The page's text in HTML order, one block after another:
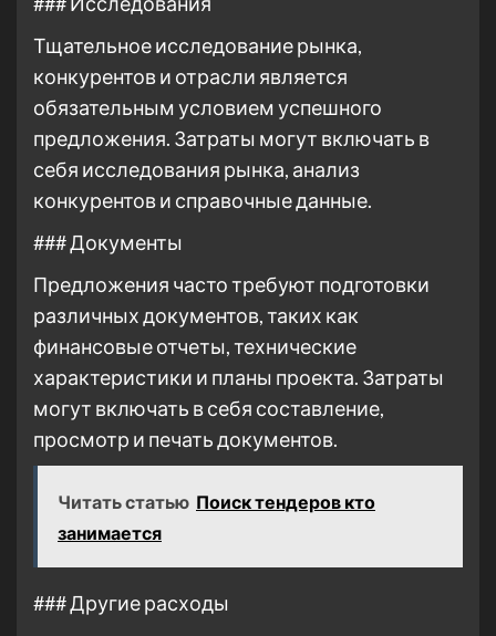
Тщательное исследование рынка,
конкурентов и отрасли является
обязательным условием успешного
предложения. Затраты могут включать в
себя исследования рынка, анализ
конкурентов и справочные данные.
### Документы
Предложения часто требуют подготовки
различных документов, таких как
финансовые отчеты, технические
характеристики и планы проекта. Затраты
могут включать в себя составление,
просмотр и печать документов.
Читать статью Поиск тендеров кто
занимается
### Другие расходы